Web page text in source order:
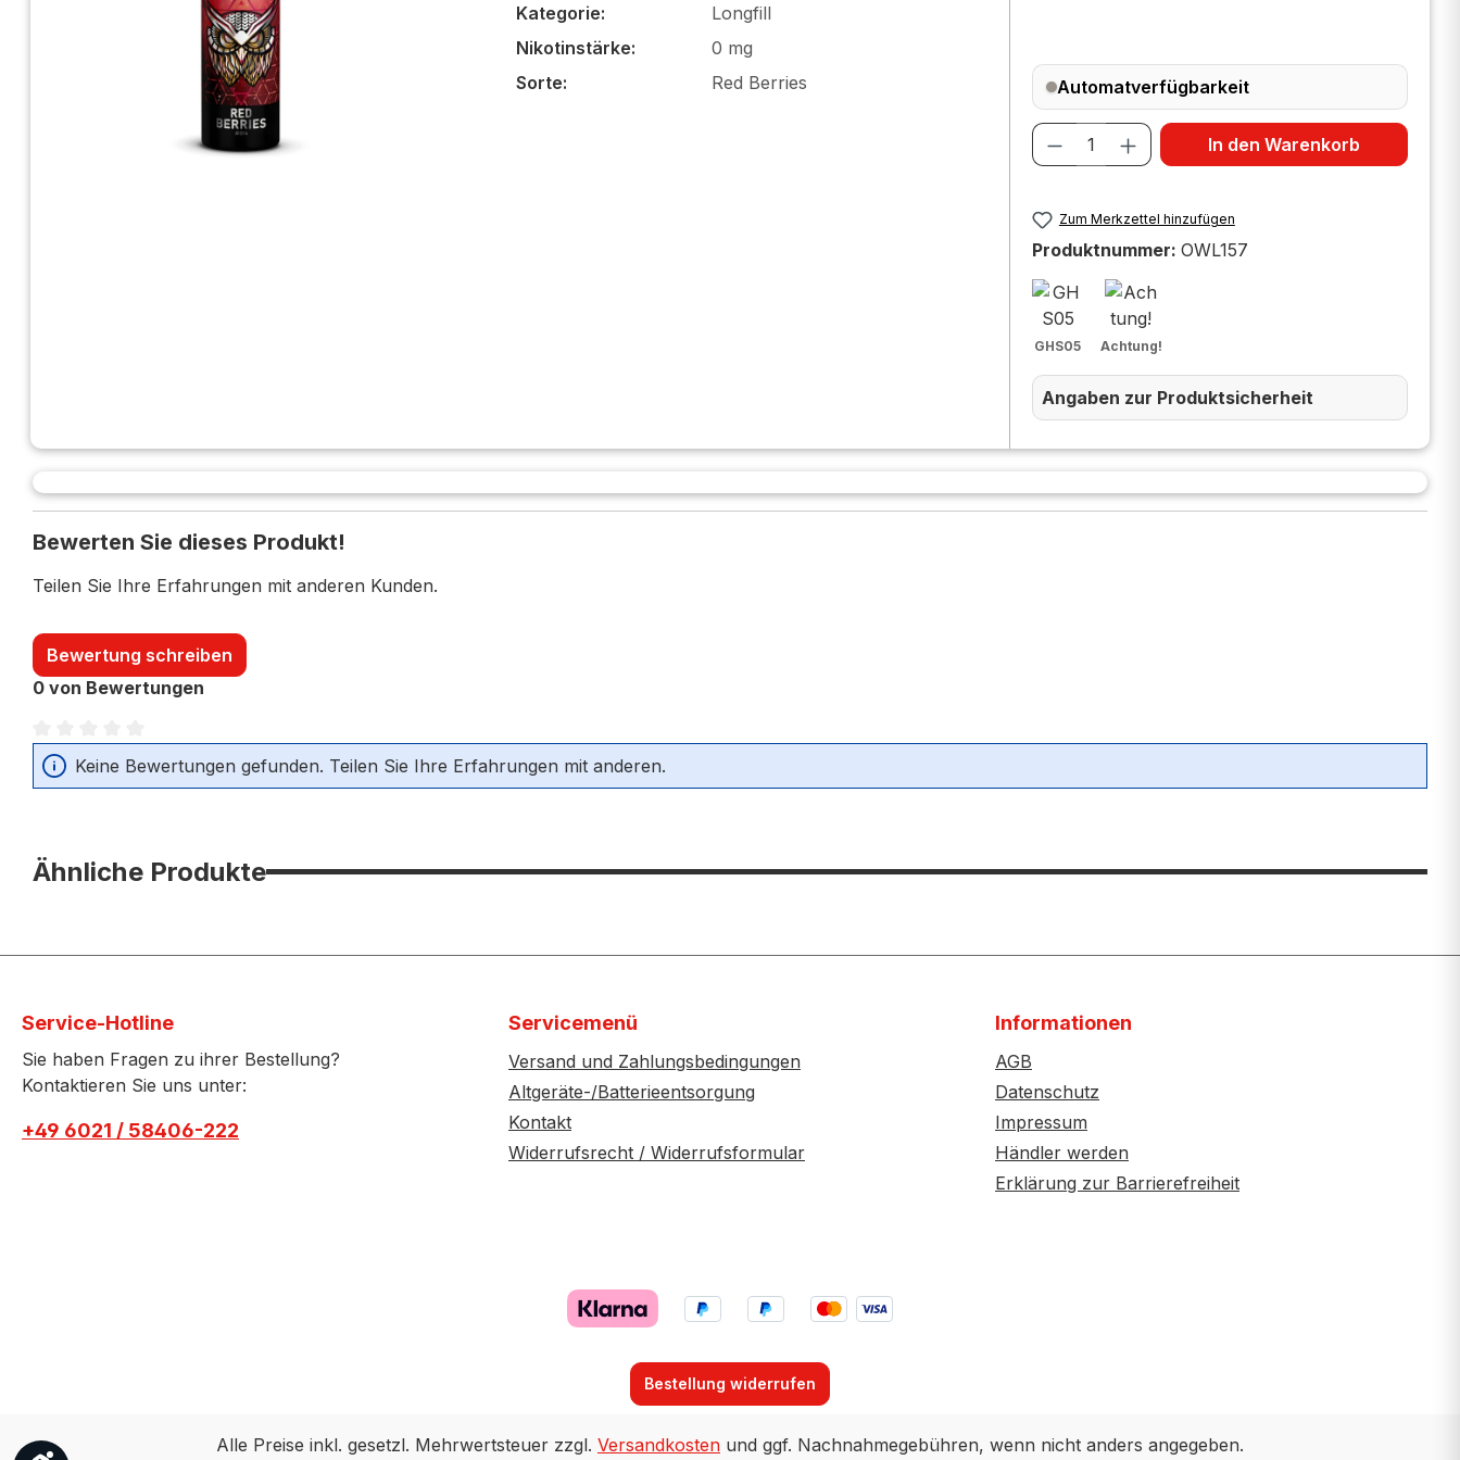
Kategorie:
Longfill
Nikotinstärke:
0 mg
Sorte:
Red Berries Automatverfügbarkeit
Produkt Anzahl: Gib den
In den Warenkorb
Zum Merkzettel hinzufügen
Produktnummer: OWL157
GHS05 Achtung!
Angaben zur Produktsicherheit
Bewerten Sie dieses Produkt!
Teilen Sie Ihre Erfahrungen mit anderen Kunden.
Bewertung schreiben
0 von Bewertungen
Durchschnittliche Bewertung von 0 von 5 Sternen
Keine Bewertungen gefunden. Teilen Sie Ihre Erfahrungen mit anderen.
Ähnliche Produkte
Service-Hotline
Sie haben Fragen zu ihrer Bestellung?
Kontaktieren Sie uns unter:
+49 6021 / 58406-222
Servicemenü
Versand und Zahlungsbedingungen
Altgeräte-/Batterieentsorgung
Kontakt
Widerrufsrecht / Widerrufsformular
Informationen
AGB
Datenschutz
Impressum
Händler werden
Erklärung zur Barrierefreiheit
Bestellung widerrufen
Alle Preise inkl. gesetzl. Mehrwertsteuer zzgl. Versandkosten und ggf. Nachnahmegebühren, wenn nicht anders angegeben.